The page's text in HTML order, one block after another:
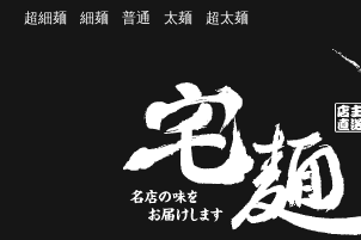
超細麺
細麺 普通 太麺 超太麺